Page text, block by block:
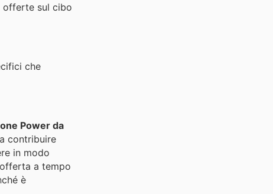
offerte sul cibo
che
Power da
contribuire
in modo
a tempo
è